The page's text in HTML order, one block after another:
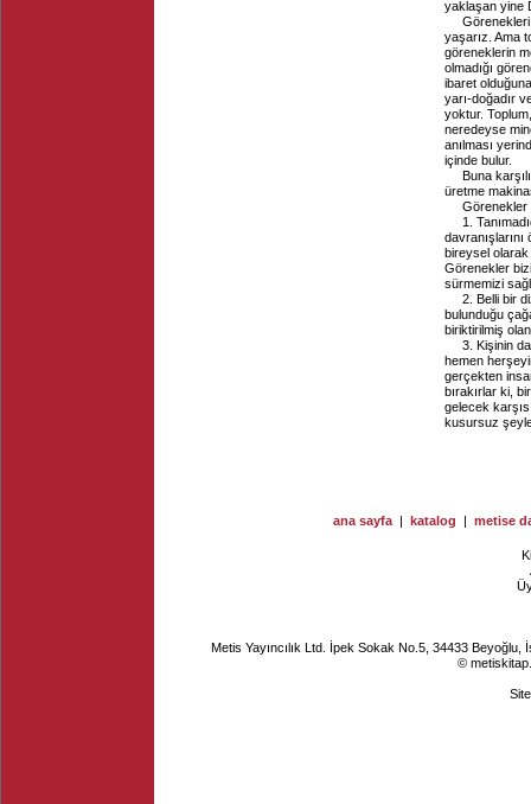
yaklaşan yine
yaşarız. Ama
göreneklerin
olmadığı
ibaret
yarı-doğadır
yoktur.
neredeyse
anılması
içinde bulur.
Buna
üretme
Görenekler
1.
bireysel olarak
Görenekler
sürmemizi
2. Belli bir
bulunduğu
biriktirilmiş
3. Kişinin
hemen
gerçekten
bırakırlar ki,
gelecek
kusursuz
ana sayfa | katalog | metise
Metis Yayıncılık Ltd. İpek Sokak No.5, 34433
©